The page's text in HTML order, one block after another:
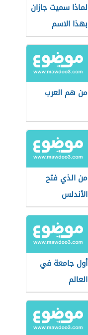
لماذا سميت جازان
بهذا الاسم
من هم العرب
من الذي فتح
الأندلس
أول جامعة في
العالم